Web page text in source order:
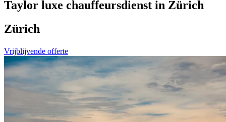
Taylor luxe chauffeursdienst in Zürich
Zürich
Vrijblijvende offerte